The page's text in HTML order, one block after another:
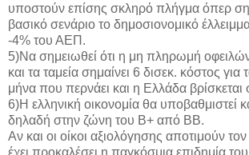
υποστούν επίσης σκληρό πλήγμα όπερ
βασικό σενάριο το δημοσιονομικό
-4% του ΑΕΠ.
5)Να σημειωθεί ότι η μη πληρωμή
και τα ταμεία σημαίνει 6 δισεκ. κόστος για
μήνα που περνάει και η Ελλάδα βρίσκεται
6)Η ελληνική οικονομία θα υποβαθμιστεί
δηλαδή στην ζώνη του Β+ από ΒΒ.
Αν και οι οίκοι αξιολόγησης αποτιμούν
έχει προκαλέσει η παγκόσμια επιδημία